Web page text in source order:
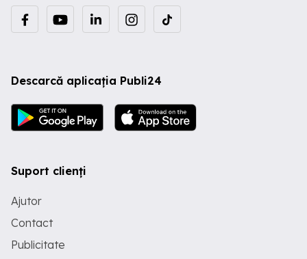
Descarcă aplicația Publi24
Suport clienți
Ajutor
Contact
Publicitate